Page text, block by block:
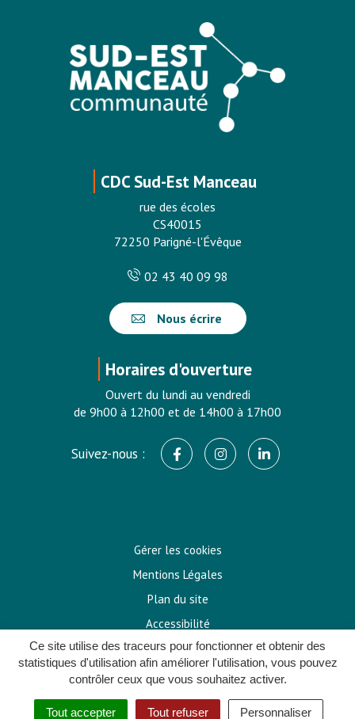
Ce site utilise des traceurs pour fonctionner et obtenir des
statistiques d'utilisation afin améliorer l'utilisation, vous pouvez
contrôler ceux que vous souhaitez activer.
Tout accepter Tout refuser Personnaliser
CDC Sud-Est Manceau
rue des écoles
CS40015
72250 Parigné-l'Évêque
02 43 40 09 98
Nous écrire
Horaires d'ouverture
Ouvert du lundi au vendredi
de 9h00 à 12h00 et de 14h00 à 17h00
Suivez-nous :
Gérer les cookies
Mentions Légales
Plan du site
Accessibilité
Politique de confidentialité